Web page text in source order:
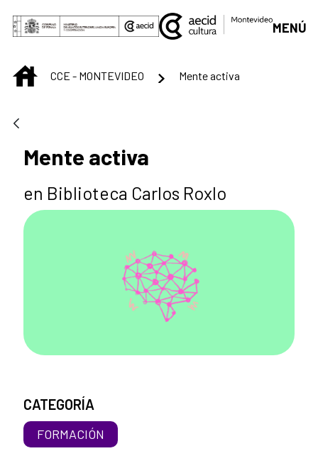
Saltar al contenido principal
MENÚ
INICIOCCE - MONTEVIDEO Mente activa
Mente activa
en Biblioteca Carlos Roxlo
CATEGORÍA
FORMACIÓN